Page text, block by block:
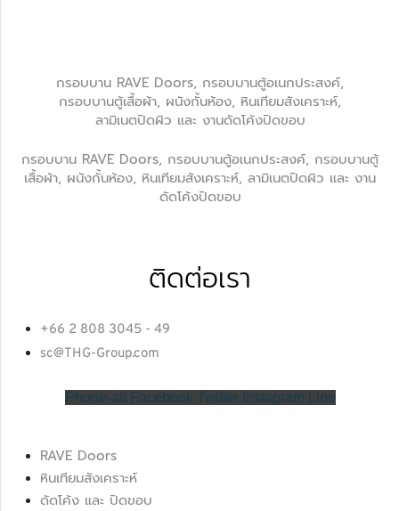
กรอบบาน RAVE Doors, กรอบบานตู้อเนกประสงค์,
กรอบบานตู้เสื้อผ้า, ผนังกั้นห้อง, หินเทียมสังเคราะห์,
ลามิเนตปิดผิว และ งานดัดโค้งปิดขอบ
กรอบบาน RAVE Doors, กรอบบานตู้อเนกประสงค์, กรอบบานตู้
เสื้อผ้า, ผนังกั้นห้อง, หินเทียมสังเคราะห์, ลามิเนตปิดผิว และ งาน
ดัดโค้งปิดขอบ
ติดต่อเรา
+66 2 808 3045 - 49
sc@THG-Group.com
Phone-alt Facebook Twitter Instagram Line
RAVE Doors
หินเทียมสังเคราะห์
ดัดโค้ง และ ปิดขอบ